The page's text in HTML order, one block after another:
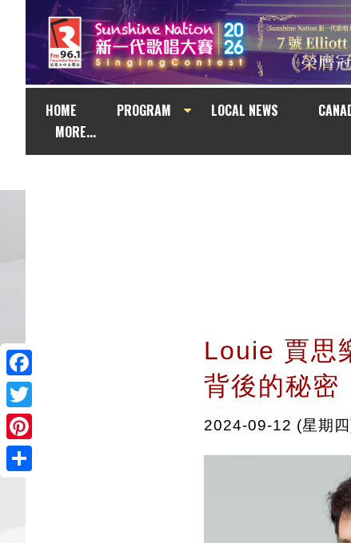
HOME PROGRAM LOCAL NEWS
MORE...
Facebook
Twitter
Pinterest
Louie 賈思
背後的秘密
2024-09-12 (星期